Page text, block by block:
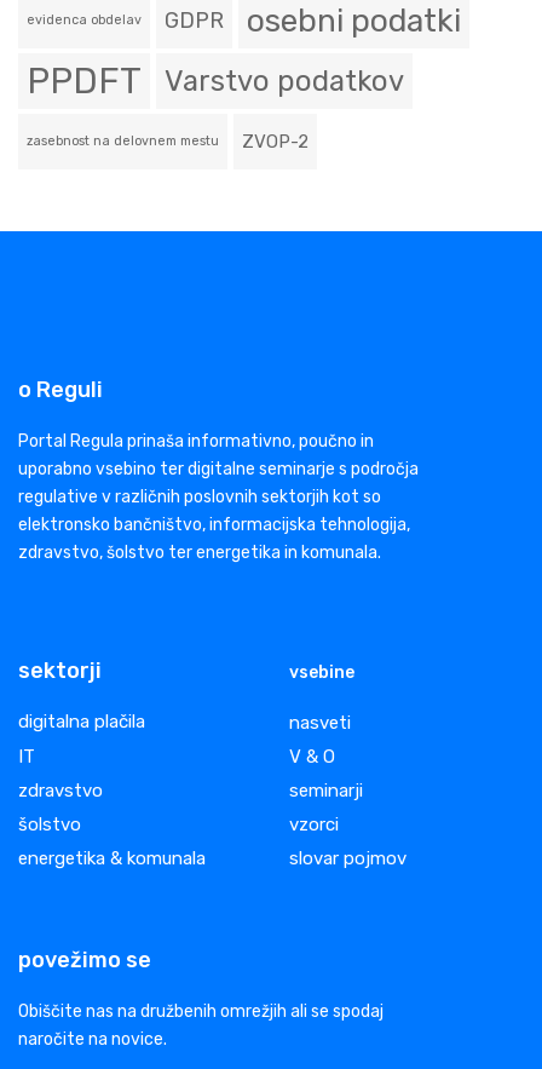
evidenca obdelav GDPR osebni podatki
PPDFT Varstvo podatkov
zasebnost na delovnem mestu ZVOP-2
o Reguli
Portal Regula prinaša informativno, poučno in
uporabno vsebino ter digitalne seminarje s področja
regulative v različnih poslovnih sektorjih kot so
elektronsko bančništvo, informacijska tehnologija,
zdravstvo, šolstvo ter energetika in komunala.
sektorji
digitalna plačila
IT
zdravstvo
šolstvo
energetika & komunala
vsebine
nasveti
V & O
seminarji
vzorci
slovar pojmov
povežimo se
Obiščite nas na družbenih omrežjih ali se spodaj
naročite na novice.